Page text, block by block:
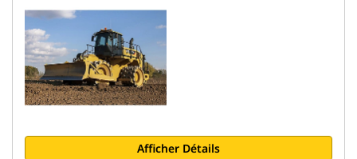
Afficher Détails